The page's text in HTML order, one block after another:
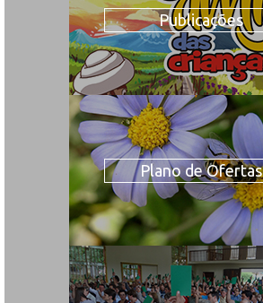
Publicações
Plano de Ofertas